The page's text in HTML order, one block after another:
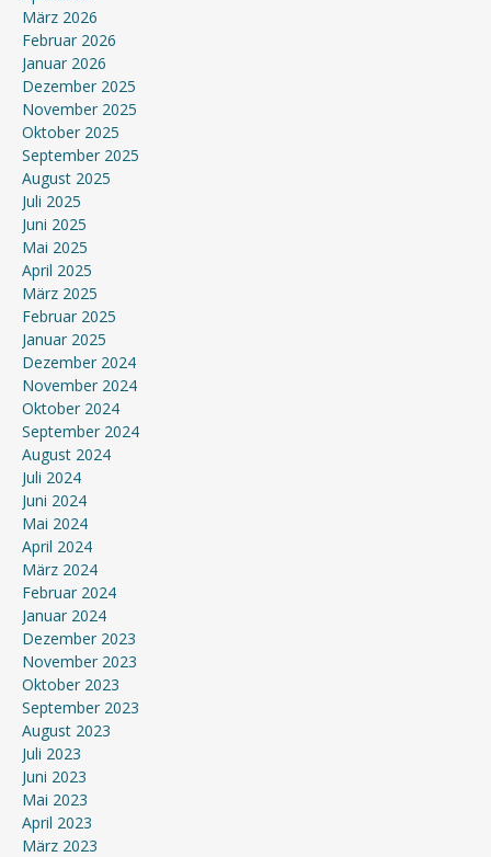
März 2026
Februar 2026
Januar 2026
Dezember 2025
November 2025
Oktober 2025
September 2025
August 2025
Juli 2025
Juni 2025
Mai 2025
April 2025
März 2025
Februar 2025
Januar 2025
Dezember 2024
November 2024
Oktober 2024
September 2024
August 2024
Juli 2024
Juni 2024
Mai 2024
April 2024
März 2024
Februar 2024
Januar 2024
Dezember 2023
November 2023
Oktober 2023
September 2023
August 2023
Juli 2023
Juni 2023
Mai 2023
April 2023
März 2023